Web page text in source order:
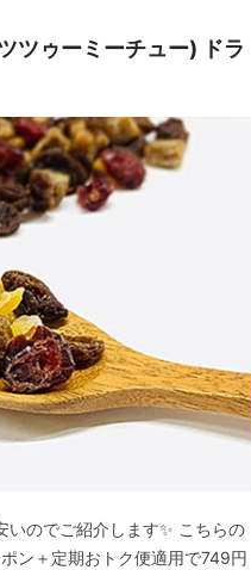
ツゥーミーチュー) ドラ
のでご紹介します✨ こちらの
ン＋定期おトク便適用で749円